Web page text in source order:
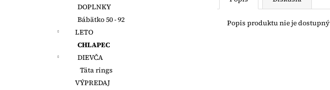
DOPLNKY
Bábätko 50 - 92
LETO
CHLAPEC
DIEVČA
Täta rings
VÝPREDAJ
Popis produktu nie je dostupný